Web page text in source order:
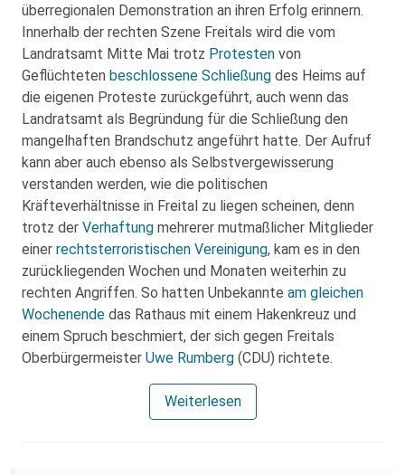
überregionalen Demonstration an ihren Erfolg erinnern.
Innerhalb der rechten Szene Freitals wird die vom
Landratsamt Mitte Mai trotz Protesten von
Geflüchteten beschlossene Schließung des Heims auf
die eigenen Proteste zurückgeführt, auch wenn das
Landratsamt als Begründung für die Schließung den
mangelhaften Brandschutz angeführt hatte. Der Aufruf
kann aber auch ebenso als Selbstvergewisserung
verstanden werden, wie die politischen
Kräfteverhältnisse in Freital zu liegen scheinen, denn
trotz der Verhaftung mehrerer mutmaßlicher Mitglieder
einer rechtsterroristischen Vereinigung, kam es in den
zurückliegenden Wochen und Monaten weiterhin zu
rechten Angriffen. So hatten Unbekannte am gleichen
Wochenende das Rathaus mit einem Hakenkreuz und
einem Spruch beschmiert, der sich gegen Freitals
Oberbürgermeister Uwe Rumberg (CDU) richtete.
Weiterlesen